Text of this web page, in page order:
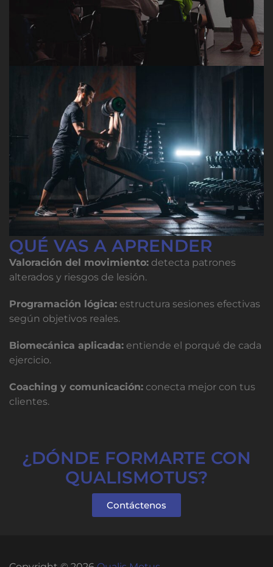
QUÉ VAS A APRENDER
Valoración del movimiento: detecta patrones
alterados y riesgos de lesión.
Programación lógica: estructura sesiones efectivas
según objetivos reales.
Biomecánica aplicada: entiende el porqué de cada
ejercicio.
Coaching y comunicación: conecta mejor con tus
clientes.
¿DÓNDE FORMARTE CON
QUALISMOTUS?
Contáctenos